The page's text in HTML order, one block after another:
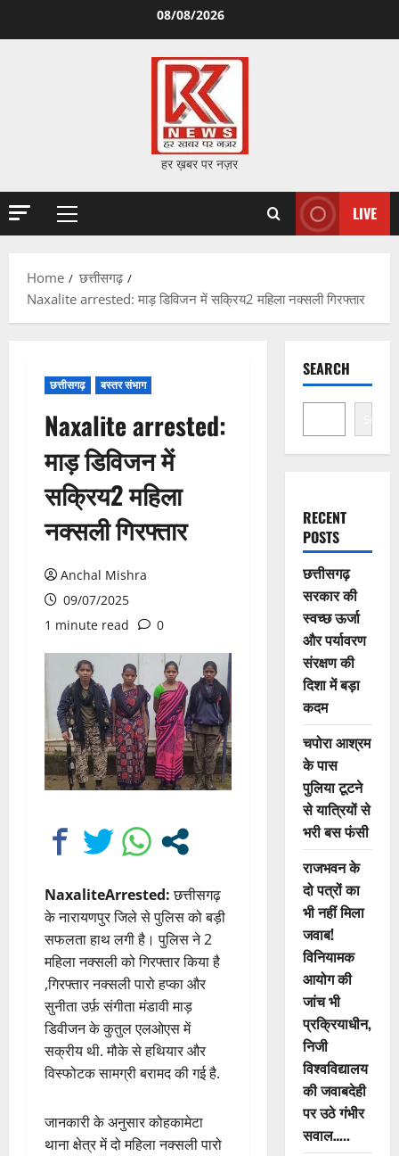
08/08/2026
हर ख़बर पर नज़र
Primary
LIVE
Home
छत्तीसगढ़
Naxalite arrested: माड़ डिविजन में सक्रिय2 महिला नक्सली गिरफ्तार
छत्तीसगढ़ बस्तर संभाग
Naxalite arrested:
माड़ डिविजन में
सक्रिय2 महिला
नक्सली गिरफ्तार
Anchal Mishra
09/07/2025
1 minute read
0
NaxaliteArrested:छत्तीसगढ़
के नारायणपुर जिले से पुलिस को बड़ी
सफलता हाथ लगी है। पुलिस ने 2
महिला नक्सली को गिरफ्तार किया है
,गिरफ्तार नक्सली पारो हप्का और
सुनीता उर्फ़ संगीता मंडावी माड़
डिवीजन के कुतुल एलओएस में
सक्रीय थी. मौके से हथियार और
विस्फोटक सामग्री बरामद की गई है.
जानकारी के अनुसार कोहकामेटा
थाना क्षेत्र में दो महिला नक्सली पारो
SEARCH
Search
RECENT
POSTS
छत्तीसगढ़
सरकार की
स्वच्छ ऊर्जा
और पर्यावरण
संरक्षण की
दिशा में बड़ा
कदम
चपोरा आश्रम
के पास
पुलिया टूटने
से यात्रियों से
भरी बस फंसी
राजभवन के
दो पत्रों का
भी नहीं मिला
जवाब!
विनियामक
आयोग की
जांच भी
प्रक्रियाधीन,
निजी
विश्वविद्यालय
की जवाबदेही
पर उठे गंभीर
सवाल…..